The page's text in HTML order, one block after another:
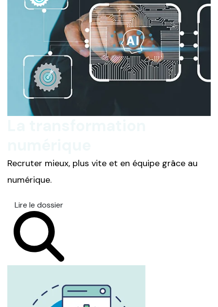
Recruter mieux, plus vite et en équipe grâce au
numérique.
Lire le dossier